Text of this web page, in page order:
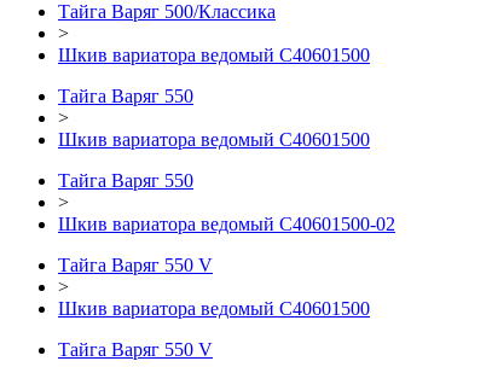
Тайга Варяг 500/Классика
>
Шкив вариатора ведомый C40601500
Тайга Варяг 550
>
Шкив вариатора ведомый C40601500
Тайга Варяг 550
>
Шкив вариатора ведомый C40601500-02
Тайга Варяг 550 V
>
Шкив вариатора ведомый C40601500
Тайга Варяг 550 V